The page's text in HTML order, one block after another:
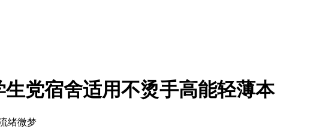
党宿舍适用不烫手高能轻薄本
绪微梦